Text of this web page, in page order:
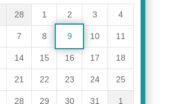
28 1 2 3 4
7 8 9 10 11
14 15 16 17 18
21 22 23 24 25
28 29 30 31 1